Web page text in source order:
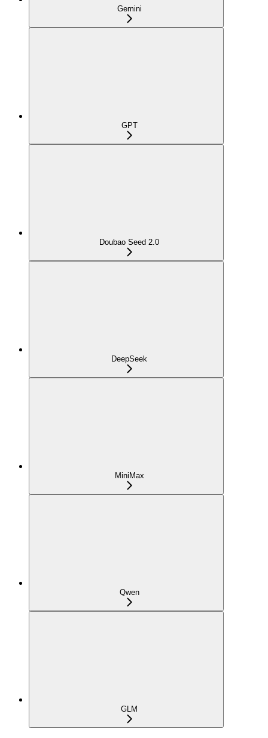
Gemini
GPT
Doubao Seed 2.0
DeepSeek
MiniMax
Qwen
GLM